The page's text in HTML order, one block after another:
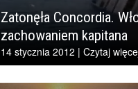
Zatonęła Concordia.
zachowaniem kapitana
14 stycznia 2012 | Czytaj